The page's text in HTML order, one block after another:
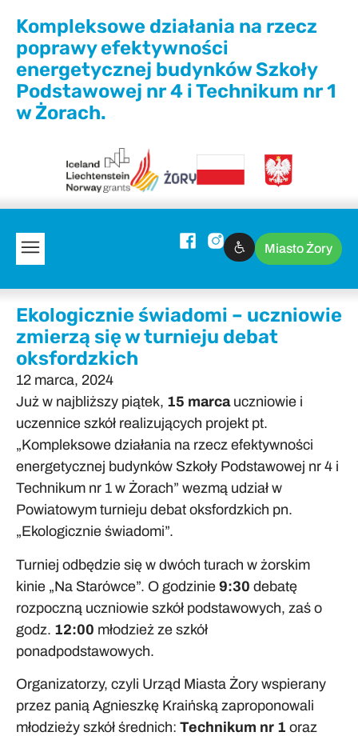
Kompleksowe działania na rzecz
poprawy efektywności
energetycznej budynków Szkoły
Podstawowej nr 4 i Technikum nr 1
w Żorach.
Miasto Żory
Ekologicznie świadomi – uczniowie
zmierzą się w turnieju debat
oksfordzkich
12 marca, 2024
Już w najbliższy piątek, 15 marcauczniowie i
uczennice szkół realizujących projekt pt.
„Kompleksowe działania na rzecz efektywności
energetycznej budynków Szkoły Podstawowej nr 4 i
Technikum nr 1 w Żorach” wezmą udział w
Powiatowym turnieju debat oksfordzkich pn.
„Ekologicznie świadomi”.
Turniej odbędzie się w dwóch turach w żorskim
kinie „Na Starówce”. O godzinie 9:30 debatę
rozpoczną uczniowie szkół podstawowych, zaś o
godz. 12:00 młodzież ze szkół
ponadpodstawowych.
Organizatorzy, czyli Urząd Miasta Żory wspierany
przez panią Agnieszkę Kraińską zaproponowali
młodzieży szkół średnich: Technikum nr 1 oraz